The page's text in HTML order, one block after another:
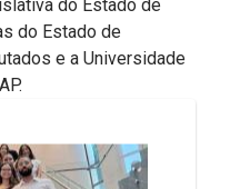
do Estado de
do Estado de
e a Universidade